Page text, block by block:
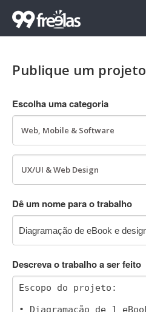
Publique um projeto
Escolha uma categoria
Dê um nome para o trabalho
Descreva o trabalho a ser feito